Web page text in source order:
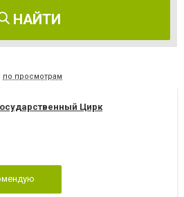
НАЙТИ
по просмотрам
Цирк